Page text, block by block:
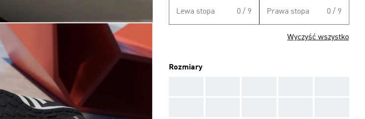
Lewa stopa 0 / 9 Prawa stopa 0 / 9
Wyczyść wszystko
Rozmiary